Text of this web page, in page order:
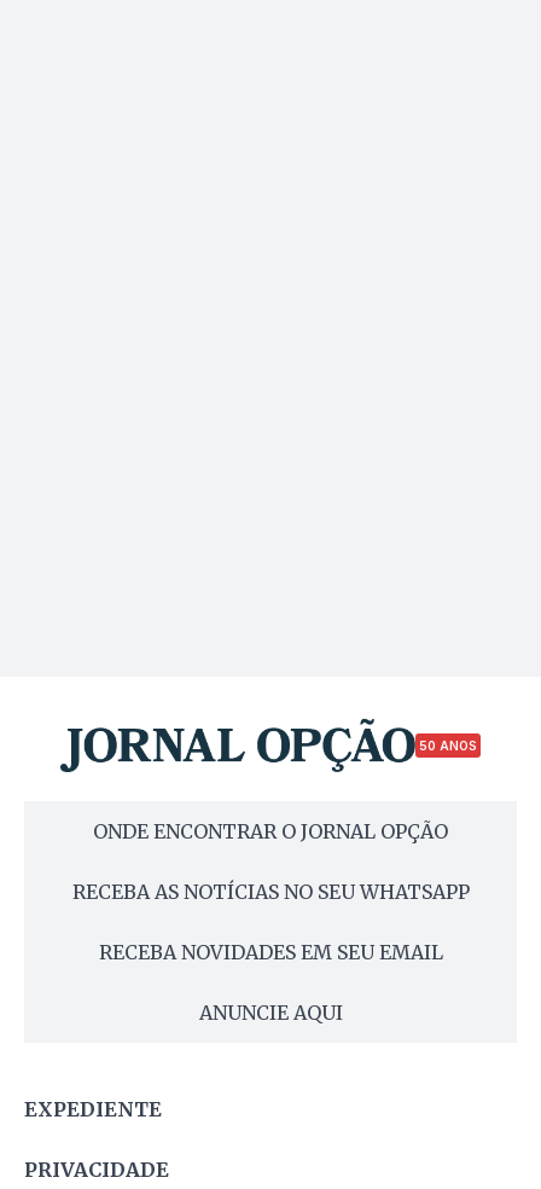
50 ANOS
ONDE ENCONTRAR O JORNAL OPÇÃO
RECEBA AS NOTÍCIAS NO SEU WHATSAPP
RECEBA NOVIDADES EM SEU EMAIL
ANUNCIE AQUI
EXPEDIENTE
PRIVACIDADE